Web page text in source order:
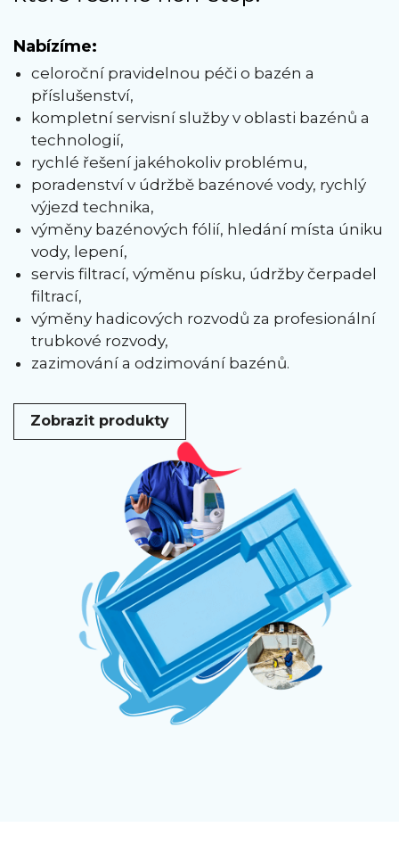
Nabízíme:
celoroční pravidelnou péči o bazén a
příslušenství,
kompletní servisní služby v oblasti bazénů a
technologií,
rychlé řešení jakéhokoliv problému,
poradenství v údržbě bazénové vody, rychlý
výjezd technika,
výměny bazénových fólií, hledání místa úniku
vody, lepení,
servis filtrací, výměnu písku, údržby čerpadel
filtrací,
výměny hadicových rozvodů za profesionální
trubkové rozvody,
zazimování a odzimování bazénů.
Zobrazit produkty